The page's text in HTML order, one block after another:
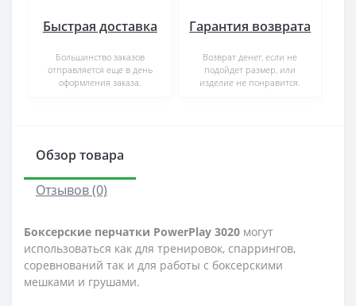
Быстрая доставка
Большинство заказов
отправляется еще в день
оформления заказа.
Гарантия возврата
Возврат денег, если не
подойдет размер, или
изделие не понравится.
Обзор товара
Отзывов (0)
Боксерские перчатки PowerPlay 3020 могут
использоваться как для тренировок, спаррингов,
соревнований так и для работы с боксерскими
мешками и грушами.